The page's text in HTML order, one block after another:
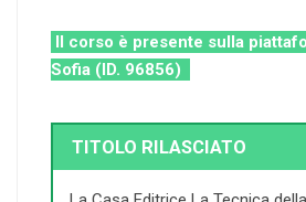
Il corso è presente sulla
Sofia (ID. 96856)
TITOLO RILASCIATO